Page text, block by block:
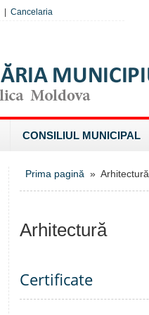
Cancelaria
CONSILIUL MUNICIPAL
Prima pagină » Arhitectură
Arhitectură
Certificate